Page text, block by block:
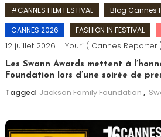
#CANNES FILM FESTIVAL
Blog Cannes
CANNES 2026
FASHION IN FESTIVAL
12 juillet 2026 Youri ( Cannes Reporter
Les Swann Awards mettent à
Foundation lors d’une soirée de
Tagged Jackson Family Foundation ,